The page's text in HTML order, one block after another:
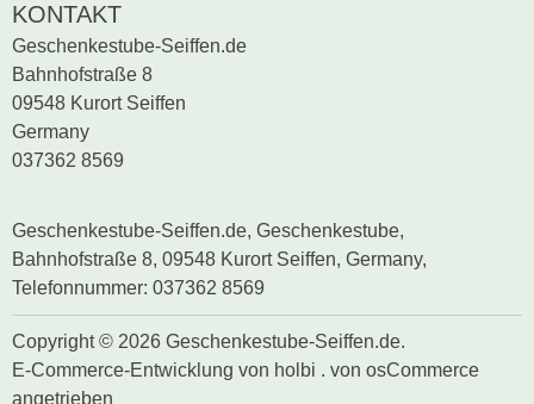
KONTAKT
Geschenkestube-Seiffen.de
Bahnhofstraße 8
09548 Kurort Seiffen
Germany
037362 8569
Copyright © 2026 Geschenkestube-Seiffen.de.
E-Commerce-Entwicklung von holbi . von osCommerce
angetrieben
Geschenkestube-Seiffen.de, Geschenkestube,
Bahnhofstraße 8, 09548 Kurort Seiffen, Germany,
Telefonnummer: 037362 8569